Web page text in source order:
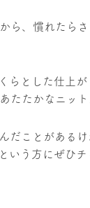
ら、慣れたら
らとした仕上
たたかなニット
だことがある
いう方にぜひチ